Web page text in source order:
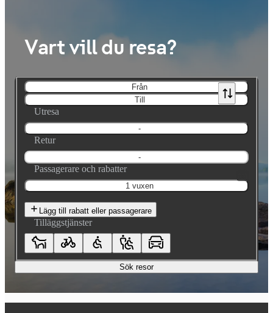
Vart vill du resa?
Från
Till
Utresa
-
Retur
-
Passagerare och rabatter
1 vuxen
Lägg till rabatt eller passagerare
Tilläggstjänster
Sök resor